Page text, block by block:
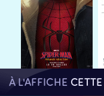
AUTRES RENDEZ-VOUS
NOUS CONTACTER
À L'AFFICHE